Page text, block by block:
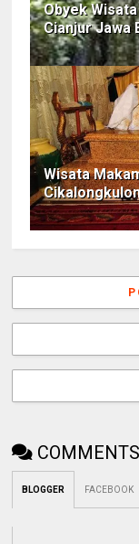
Obyek
Cianjur Jawa
Wisata
COMMENTS
BLOGGER FACEBOOK